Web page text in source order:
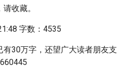
收藏。
字数：4535
有30万字，还望广大读者朋友支